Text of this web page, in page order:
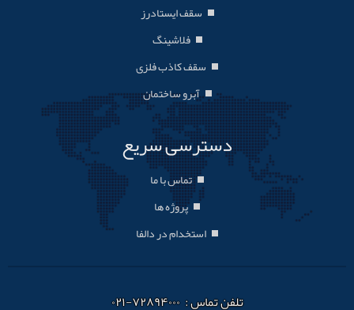
سقف ایستادرز
فلاشینگ
سقف کاذب فلزی
آبرو ساختمان
دسترسی سریع
تماس با ما
پروژه ها
استخدام در دالفا
تلفن تماس : ۷۲۸۹۴۰۰۰-۰۲۱